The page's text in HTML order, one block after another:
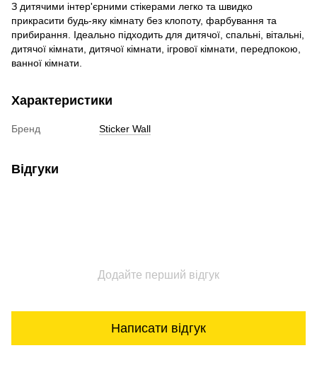
З дитячими інтер'єрними стікерами легко та швидко
прикрасити будь-яку кімнату без клопоту, фарбування та
прибирання. Ідеально підходить для дитячої, спальні, вітальні,
дитячої кімнати, дитячої кімнати, ігрової кімнати, передпокою,
ванної кімнати.
Характеристики
Бренд Sticker Wall
Відгуки
Додайте перший відгук
Написати відгук